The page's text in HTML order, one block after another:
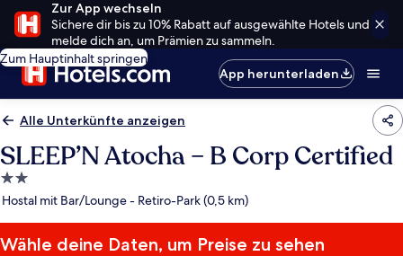
Zur App wechseln
Sichere dir bis zu 10% Rabatt auf ausgewählte Hotels und
melde dich an, um Prämien zu sammeln.
Zum Hauptinhalt springen
App herunterladen
Alle Unterkünfte anzeigen
SLEEP’N Atocha – B Corp Certified
2.0-
Sterne-
Hostal mit Bar/Lounge - Retiro-Park (0,5 km)
Wähle deine Daten, um Preise zu sehen